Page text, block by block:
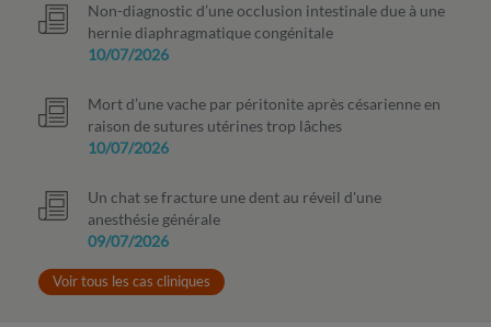
Non-diagnostic d’une occlusion intestinale due à une
hernie diaphragmatique congénitale
10/07/2026
Mort d’une vache par péritonite après césarienne en
raison de sutures utérines trop lâches
10/07/2026
Un chat se fracture une dent au réveil d'une
anesthésie générale
09/07/2026
Voir tous les cas cliniques